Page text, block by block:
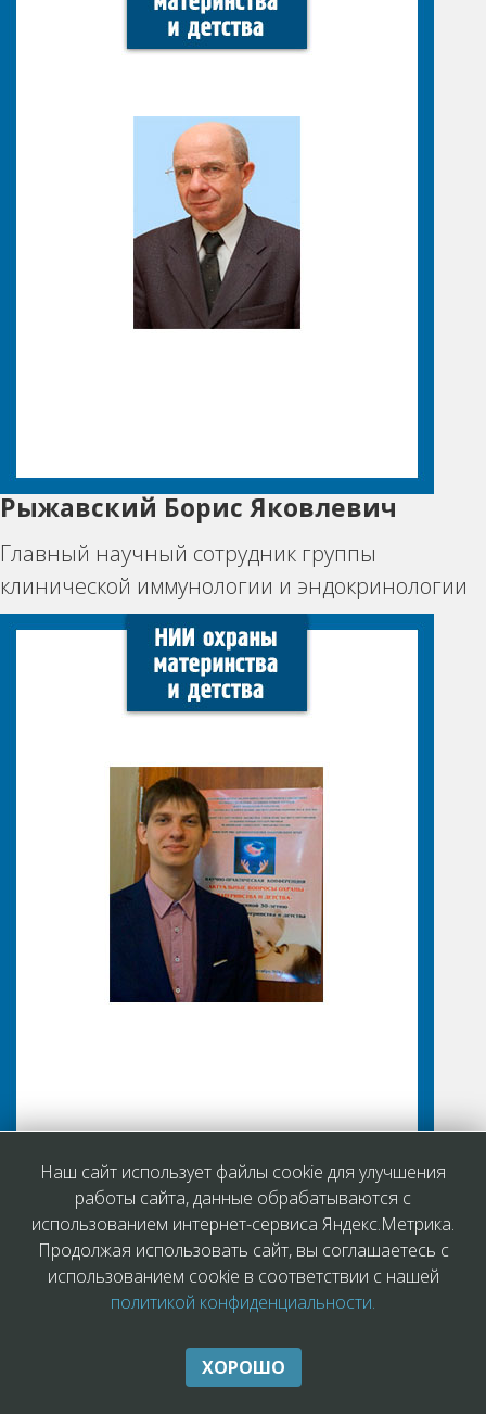
Рыжавский Борис Яковлевич
Главный научный сотрудник группы
клинической иммунологии и эндокринологии
Яковлев Евгений Игоревич
Младший научный сотрудник
Наши ценности и наш путь
— дарить здоровье вашим
Наш сайт использует файлы cookie для улучшения
работы сайта, данные обрабатываются с
использованием интернет-сервиса Яндекс.Метрика.
Продолжая использовать сайт, вы соглашаетесь с
использованием cookie в соответствии с нашей
политикой конфиденциальности.
ХОРОШО